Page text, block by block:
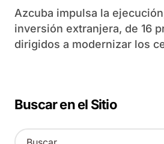
Azcuba impulsa la ejecución, mediante
inversión extranjera, de 16
dirigidos a modernizar los
Buscar en el Sitio
B